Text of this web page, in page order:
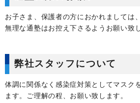
お子さま、保護者の方におかれましては
無理な通塾はお控え下さるようお願い致
弊社スタッフについて
体調に関係なく感染症対策としてマスク
ます。ご理解の程、お願い致します。